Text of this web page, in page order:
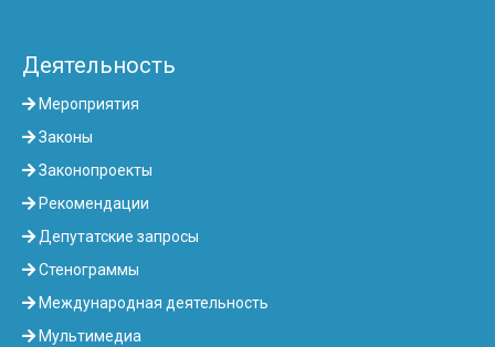
Деятельность
Мероприятия
Законы
Законопроекты
Рекомендации
Депутатские запросы
Стенограммы
Международная деятельность
Мультимедиа